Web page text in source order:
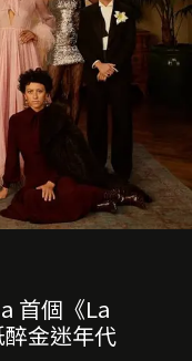
首個《La
金迷年代